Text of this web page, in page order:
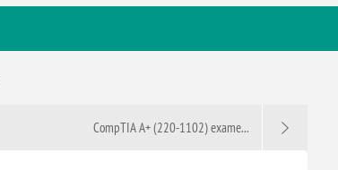
CompTIA A+ (220-1102) exame...